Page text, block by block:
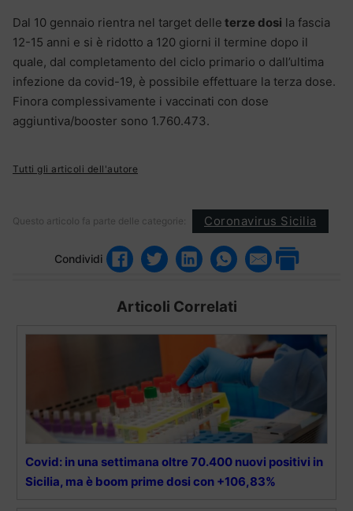
Dal 10 gennaio rientra nel target delle terze dosi la fascia
12-15 anni e si è ridotto a 120 giorni il termine dopo il
quale, dal completamento del ciclo primario o dall’ultima
infezione da covid-19, è possibile effettuare la terza dose.
Finora complessivamente i vaccinati con dose
aggiuntiva/booster sono 1.760.473.
Tutti gli articoli dell'autore
Questo articolo fa parte delle categorie: Coronavirus Sicilia
Condividi
Articoli Correlati
Covid: in una settimana oltre 70.400 nuovi positivi in
Sicilia, ma è boom prime dosi con +106,83%